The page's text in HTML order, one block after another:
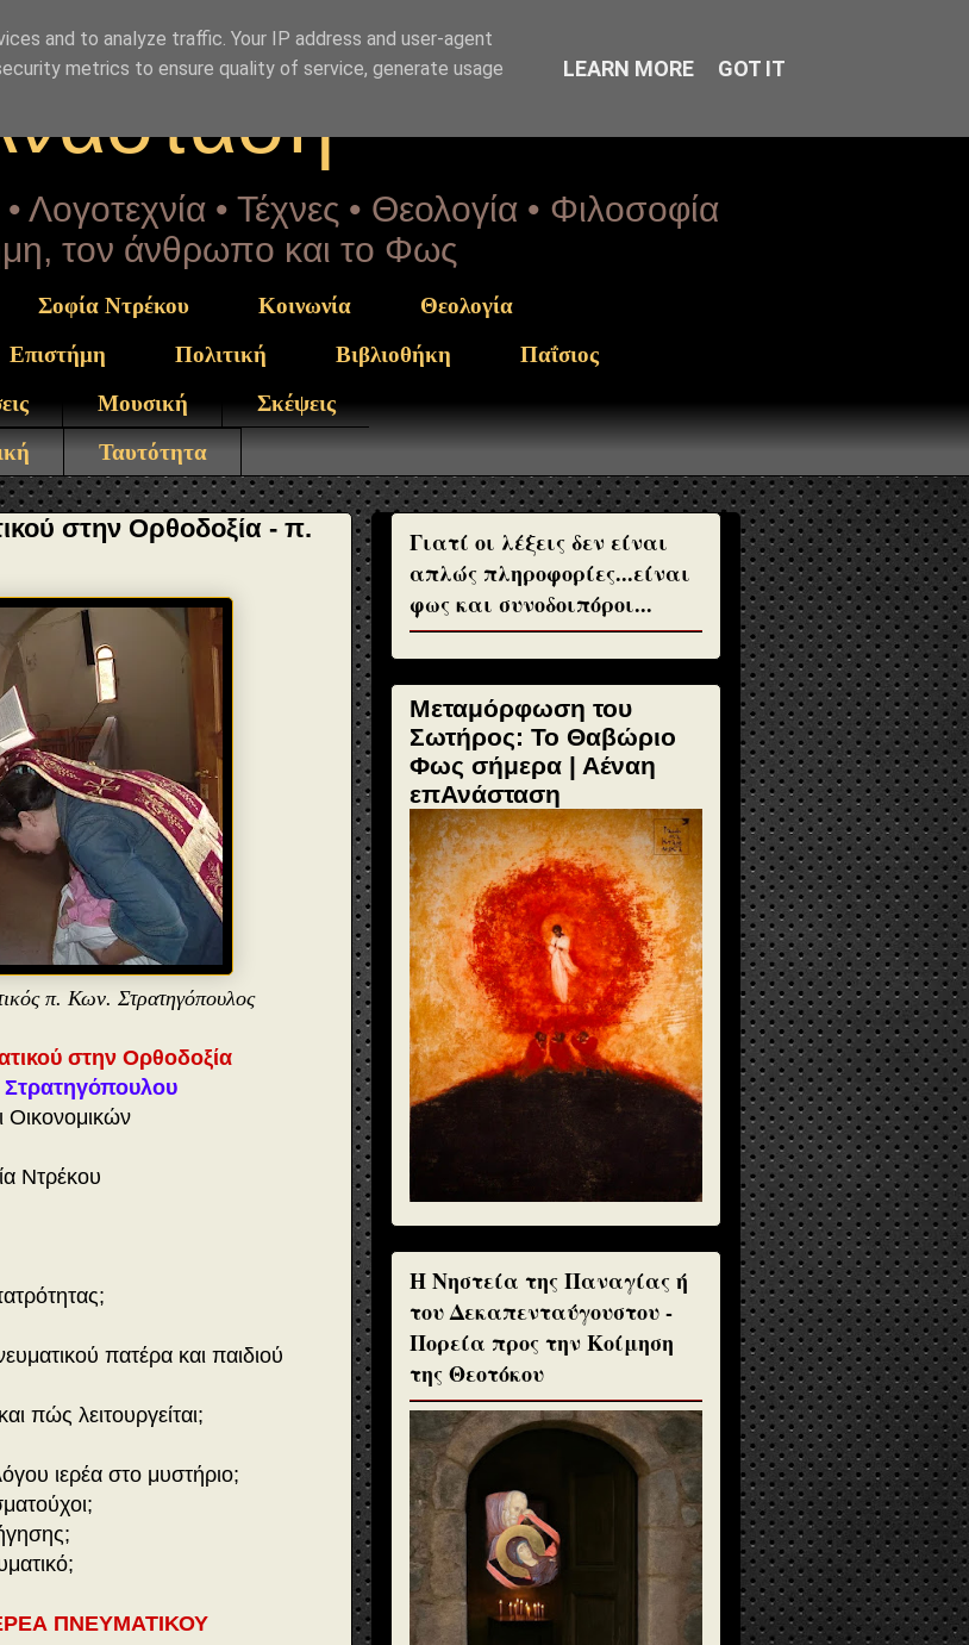
Λογοτεχνία • Τέχνες • Θεολογία • Φιλοσοφία
τον άνθρωπο και το Φως
Σοφία Ντρέκου Κοινωνία
Θεολογία
Επιστήμη Πολιτική Βιβλιοθήκη
Παΐσιος
Μουσική
Σκέψεις
Ταυτότητα
στην Ορθοδοξία - π.
π. Κων. Στρατηγόπουλος
στην Ορθοδοξία
Οικονομικών
Ντρέκου
πατέρα και παιδιού
πώς λειτουργείται;
ιερέα στο μυστήριο;
ΠΝΕΥΜΑΤΙΚΟΥ
Γιατί οι λέξεις δεν είναι
απλώς πληροφορίες...είναι
φως και συνοδοιπόροι...
Μεταμόρφωση του
Σωτήρος: Το Θαβώριο
Φως σήμερα | Αέναη
επΑνάσταση
H Νηστεία της Παναγίας ή
του Δεκαπενταύγουστου -
Πορεία προς την Κοίμηση
της Θεοτόκου
and to analyze traffic. Your IP address and user-agent
metrics to ensure quality of service, generate usage
LEARN MORE GOT IT